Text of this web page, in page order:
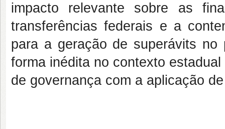
impacto relevante sobre as
transferências federais e a
para a geração de superávits
forma inédita no contexto
de governança com a aplicação